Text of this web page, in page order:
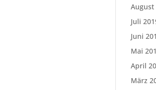
August
Juli
Juni
Mai
April
März